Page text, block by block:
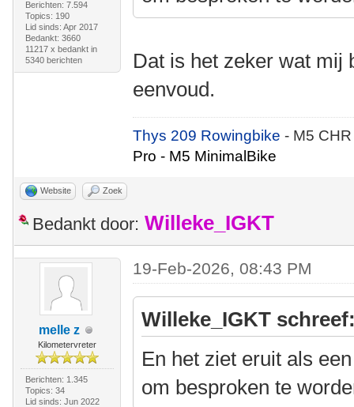
Berichten: 7.594
Topics: 190
Lid sinds: Apr 2017
Bedankt: 3660
11217 x bedankt in
5340 berichten
Dat is het zeker wat mij
eenvoud.
Thys 209 Rowingbike- M5
Pro - M5 MinimalBike
Website Zoek
Bedankt door: Willeke_IGKT
melle z
Kilometervreter
Berichten: 1.345
Topics: 34
Lid sinds: Jun 2022
19-Feb-2026, 08:43 PM
Willeke_IGKT
En het ziet eruit als
om besproken te